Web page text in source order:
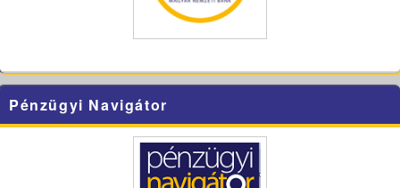
Pénzügyi Navigátor